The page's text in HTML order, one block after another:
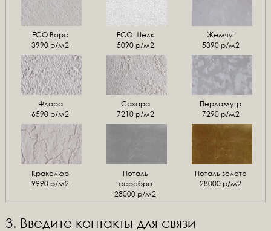
ЕСО Ворс
3990 р/м2
ЕСО Шелк
5090 р/м2
Жемчуг
5390 р/м2
Флора
6590 р/м2
Сахара
7210 р/м2
Перламутр
7290 р/м2
Кракелюр
9990 р/м2
Поталь
серебро
28000 р/м2
Поталь золото
28000 р/м2
3. Введите контакты для связи